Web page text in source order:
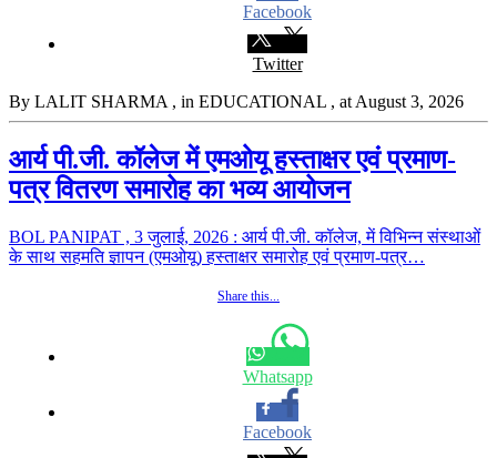
Facebook
Twitter
By LALIT SHARMA , in EDUCATIONAL , at August 3, 2026
आर्य पी.जी. कॉलेज में एमओयू हस्ताक्षर एवं प्रमाण-
पत्र वितरण समारोह का भव्य आयोजन
BOL PANIPAT , 3 जुलाई, 2026 : आर्य पी.जी. कॉलेज, में विभिन्न संस्थाओं
के साथ सहमति ज्ञापन (एमओयू) हस्ताक्षर समारोह एवं प्रमाण-पत्र…
Share this...
Whatsapp
Facebook